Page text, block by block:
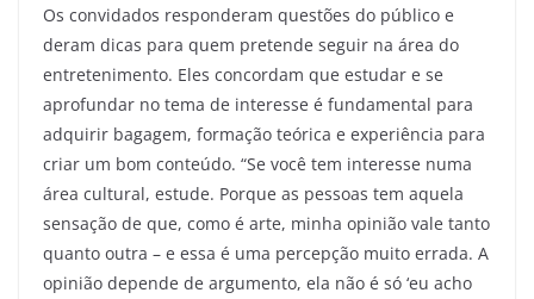
Os convidados responderam questões do público e
deram dicas para quem pretende seguir na área do
entretenimento. Eles concordam que estudar e se
aprofundar no tema de interesse é fundamental para
adquirir bagagem, formação teórica e experiência para
criar um bom conteúdo. “Se você tem interesse numa
área cultural, estude. Porque as pessoas tem aquela
sensação de que, como é arte, minha opinião vale tanto
quanto outra – e essa é uma percepção muito errada. A
opinião depende de argumento, ela não é só ‘eu acho